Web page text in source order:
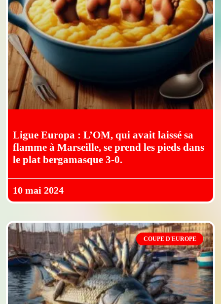
Ligue Europa : L’OM, qui avait laissé sa
flamme à Marseille, se prend les pieds dans
le plat bergamasque 3-0.
10 mai 2024
COUPE D'EUROPE